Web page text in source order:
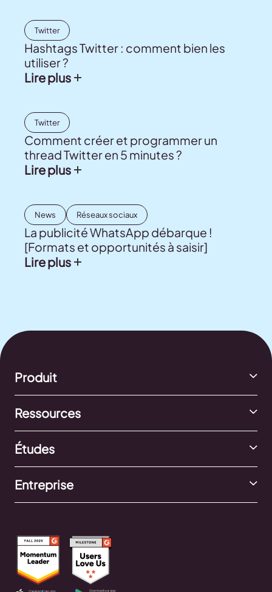
Twitter
Hashtags Twitter : comment bien les
utiliser ?
Lire plus
Twitter
Comment créer et programmer un
thread Twitter en 5 minutes ?
Lire plus
News Réseaux sociaux
La publicité WhatsApp débarque !
[Formats et opportunités à saisir]
Lire plus
Produit
Ressources
Études
Entreprise